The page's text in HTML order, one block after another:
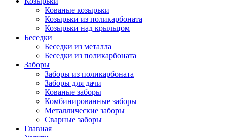
Кованые козырьки
Козырьки из поликарбоната
Козырьки над крыльцом
Беседки
Беседки из металла
Беседки из поликарбоната
Заборы
Заборы из поликарбоната
Заборы для дачи
Кованые заборы
Комбинированные заборы
Металлические заборы
Сварные заборы
Главная